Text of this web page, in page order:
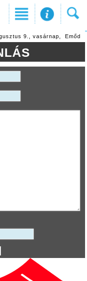
9., vasárnap, Emőd